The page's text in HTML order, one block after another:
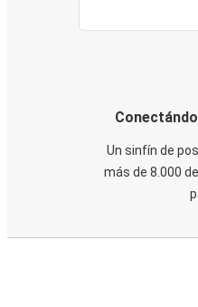
Un sinfín de
más de 8.000